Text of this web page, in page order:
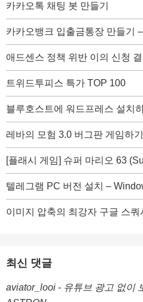
카카오톡 채팅 봇 만들기
카카오뱅크 입출금통장 만들기
애드센스 정책 위반 이의 신청
트위드투피스 특가 TOP 100
블루호스트에 워드프레스 설치
레바의 모험 3.0 버그판 게임하
[플래시 게임] 슈퍼 마리오 63
텔레그램 PC 버전 설치 –
이미지 압축의 최강자 구글 스
최신 댓글
aviator_looi - 유튜브 광고 없이